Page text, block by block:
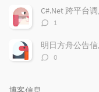
数：
C#.Net 跨平台
评
数：
1
明日方舟公告
评
0